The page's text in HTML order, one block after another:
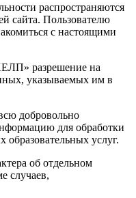
распространяются
сайта. Пользователю
с настоящими
разрешение на
указываемых им в
добровольно
для обработки
услуг.
об отдельном
случаев,